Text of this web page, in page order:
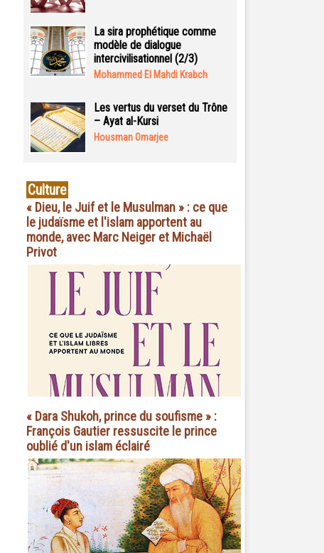
La sira prophétique comme
modèle de dialogue
intercivilisationnel (2/3)
Mohammed El Mahdi Krabch
Les vertus du verset du Trône
– Ayat al-Kursi
Housman Omarjee
Culture
« Dieu, le Juif et le Musulman » : ce que
le judaïsme et l'islam apportent au
monde, avec Marc Neiger et Michaël
Privot
« Dara Shukoh, prince du soufisme » :
François Gautier ressuscite le prince
oublié d'un islam éclairé